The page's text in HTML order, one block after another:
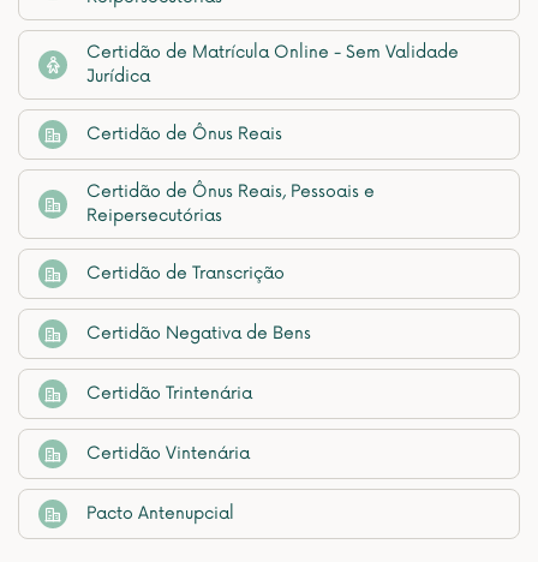
Certidão de Matrícula Online - Sem Validade
Jurídica
Certidão de Ônus Reais
Certidão de Ônus Reais, Pessoais e
Reipersecutórias
Certidão de Transcrição
Certidão Negativa de Bens
Certidão Trintenária
Certidão Vintenária
Pacto Antenupcial